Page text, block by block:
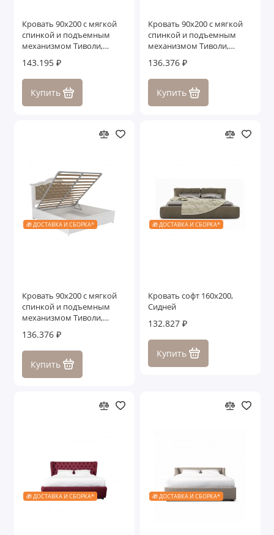
Кровать 90x200 с мягкой
спинкой и подъемным
механизмом Тиволи,
143.195 ₽
Купить
Кровать 90x200 с мягкой
спинкой и подъемным
механизмом Тиволи,
136.376 ₽
Купить
🎁 ДОСТАВКА И СБОРКА*
Кровать 90x200 с мягкой
спинкой и подъемным
механизмом Тиволи,
136.376 ₽
Купить
🎁 ДОСТАВКА И СБОРКА*
Кровать софт 160x200,
Сидней
132.827 ₽
Купить
🎁 ДОСТАВКА И СБОРКА* 🎁 ДОСТАВКА И СБОРКА*